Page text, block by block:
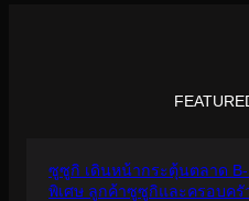
ซูซูกิ เดินหน้ากระตุ้นตลาด
พิเศษ ลูกค้าซูซูกิและครอบครั